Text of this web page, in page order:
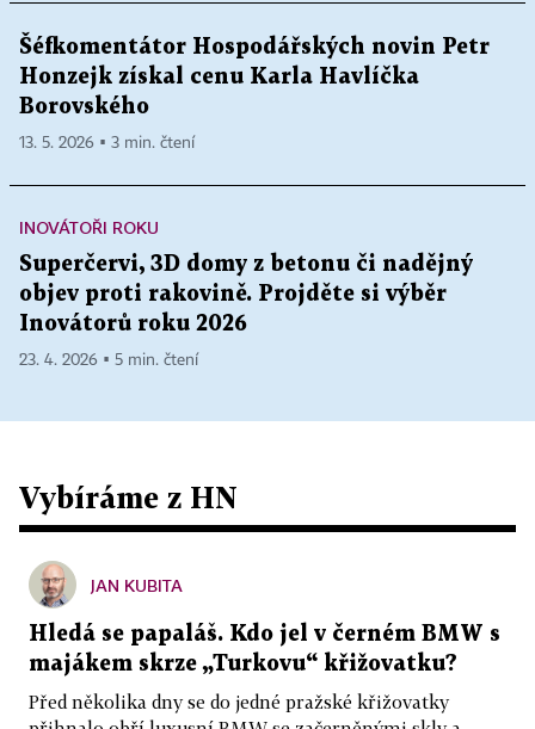
Šéfkomentátor Hospodářských novin Petr
Honzejk získal cenu Karla Havlíčka
Borovského
13. 5. 2026 ▪ 3 min. čtení
INOVÁTOŘI ROKU
Superčervi, 3D domy z betonu či nadějný
objev proti rakovině. Projděte si výběr
Inovátorů roku 2026
23. 4. 2026 ▪ 5 min. čtení
Vybíráme z HN
JAN KUBITA
Hledá se papaláš. Kdo jel v černém BMW s
majákem skrze „Turkovu“ křižovatku?
Před několika dny se do jedné pražské křižovatky